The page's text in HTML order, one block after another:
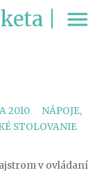
| menu
2010 CATEGORIES
NÁPOJE,
STOLOVANIE
v ovládaní